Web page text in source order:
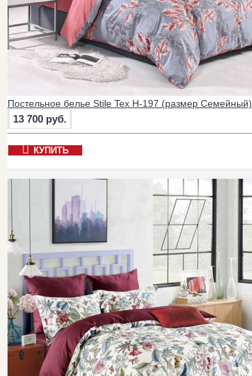
Постельное белье Stile Tex H-197 (размер Семейный)
13 700 руб.
КУПИТЬ